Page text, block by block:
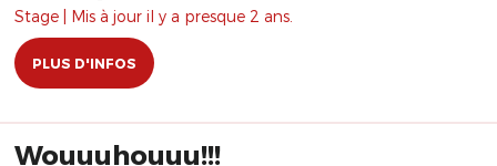
Stage | Mis à jour il y a presque 2 ans.
PLUS D'INFOS
Wouuuhouuu!!!